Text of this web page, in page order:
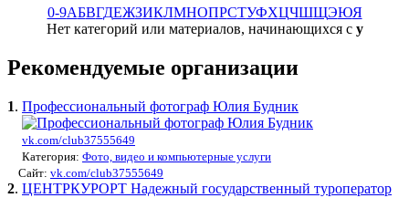
0-9АБВГДЕЖЗИКЛМНОПРСТУФХЦЧШЩЭЮЯ
Нет категорий или материалов, начинающихся с у
Рекомендуемые организации
1. Профессиональный фотограф Юлия Будник
vk.com/club37555649
Категория: Фото, видео и компьютерные услуги
Сайт: vk.com/club37555649
2. ЦЕНТРКУРОРТ Надежный государственный туроператор